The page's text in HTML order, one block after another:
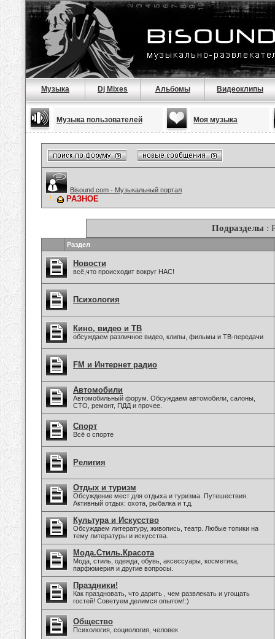
Музыка Dj Mixes Альбомы Видеоклипы
Музыка пользователей Моя музыка
Bisound.com - Музыкальный портал
РАЗНОЕ
Подразделы :
Раздел
Новости
всё,что происходит вокруг НАС!
Психология
Кино, видео и ТВ
обсуждаем различное видео, клипы, фильмы и ТВ-передачи
FM и Интернет радио
Автомобили
Автомобильный форум. Обсуждаем автомобили, салоны,
СТО, ремонт, ПДД и прочее.
Спорт
Всё о спорте
Религия
Отдых и туризм
Обсуждение мест для отдыха и туризма. Путешествия.
Активный отдых: охота, рыбалка и т.д.
Культура и Искусство
Обсуждаем литературу, живопись, театр. Любые топики на
тему литературы и искусства.
Мода.Стиль.Красота
Мода, стиль, одежда, обувь, аксессуары, косметика,
парфюмерия и другие вопросы.
Праздники!
Как праздновать, что дарить , чем развлекать и угощать
гостей! Советуем,делимся опытом!:)
Общество
Психология, социология, человек